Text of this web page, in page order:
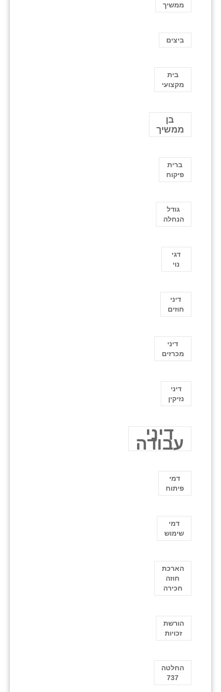
ממשיך
ביצים
בית
מקצועי
בן
ממשיך
ברית
פיקוח
גודל
הנחלה
דגי
נוי
דיני
חוזים
דיני
מכרזים
דיני
נזיקין
דיני
עבודה
דמי
פיתוח
דמי
שימוש
הארכת
חוזה
חכירה
הורשת
זכויות
החלטה
737